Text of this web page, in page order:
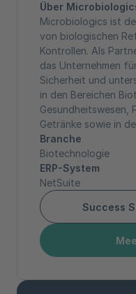
Über
Microbiologics ist
von biologischen
Kontrollen. Als
das Unternehmen
Sicherheit und
in den Bereichen
Gesundheitswesen,
Getränke sowie in
Branche
Biotechnologie
ERP-System
NetSuite
Success